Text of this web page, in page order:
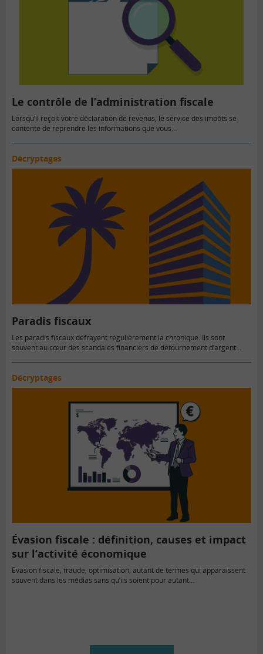
Le contrôle de l’administration fiscale
Lorsqu’il reçoit votre déclaration de revenus, le service des impôts se
contente de reprendre les informations que vous…
Décryptages
Paradis fiscaux
Les paradis fiscaux défrayent régulièrement la chronique. Ils sont
souvent au cœur des scandales financiers de détournement d’argent…
Décryptages
Évasion fiscale : définition, causes et impact
sur l’activité économique
Évasion fiscale, fraude, optimisation, autant de termes qui apparaissent
souvent dans les médias sans qu’ils soient pour autant…